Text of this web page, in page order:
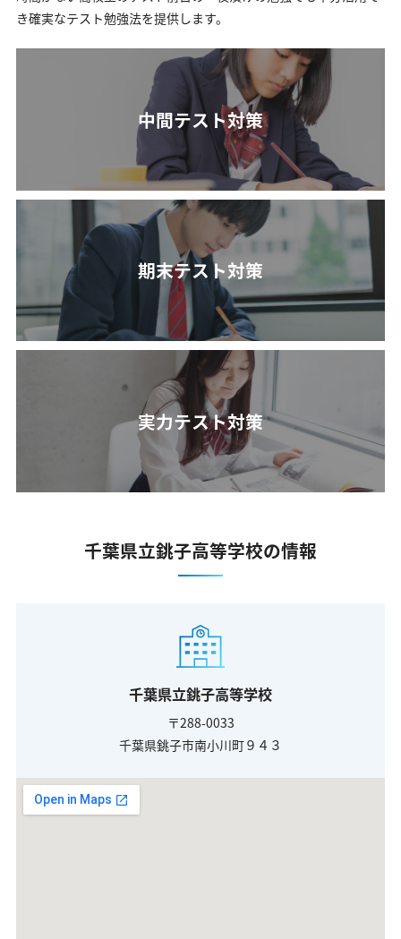
き確実なテスト勉強法を提供します。
中間テスト対策
期末テスト対策
実力テスト対策
千葉県立銚子高等学校の情報
千葉県立銚子高等学校
〒288-0033
千葉県銚子市南小川町９４３